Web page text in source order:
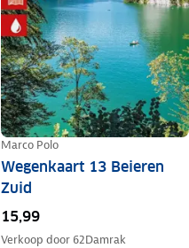
Marco Polo
Wegenkaart 13 Beieren
Zuid
15,99
Verkoop door 62Damrak